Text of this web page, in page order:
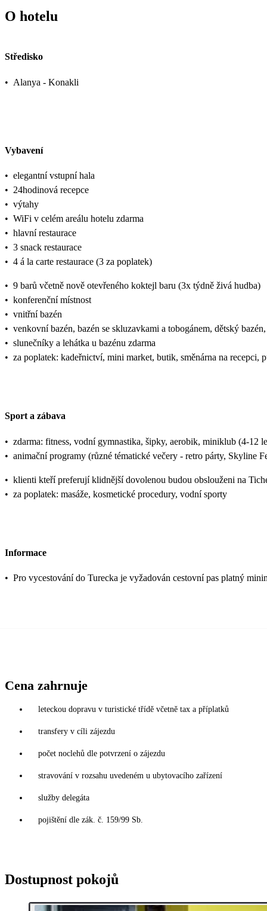
O hotelu
Středisko
• Alanya - Konakli
Vybavení
• elegantní vstupní hala
• 24hodinová recepce
• výtahy
• WiFi v celém areálu hotelu zdarma
• hlavní restaurace
• 3 snack restaurace
• 4 á la carte restaurace (3 za poplatek)
• 9 barů včetně nově otevřeného koktejl baru (3x týdně živá hudba)
• konferenční místnost
• vnitřní bazén
• venkovní bazén, bazén se skluzavkami a tobogánem, dětský
• slunečníky a lehátka u bazénu zdarma
• za poplatek: kadeřnictví, mini market, butik, směnárna na
Sport a zábava
• zdarma: fitness, vodní gymnastika, šipky, aerobik, miniklub (4-12
• animační programy (různé tématické večery - retro párty, Skyline
• klienti kteří preferují klidnější dovolenou budou obslouženi na
• za poplatek: masáže, kosmetické procedury, vodní sporty
Informace
• Pro vycestování do Turecka je vyžadován cestovní pas platný
Cena zahrnuje
leteckou dopravu v turistické třídě včetně tax a příplatků
transfery v cíli zájezdu
počet noclehů dle potvrzení o zájezdu
stravování v rozsahu uvedeném u ubytovacího zařízení
služby delegáta
pojištění dle zák. č. 159/99 Sb.
Dostupnost pokojů